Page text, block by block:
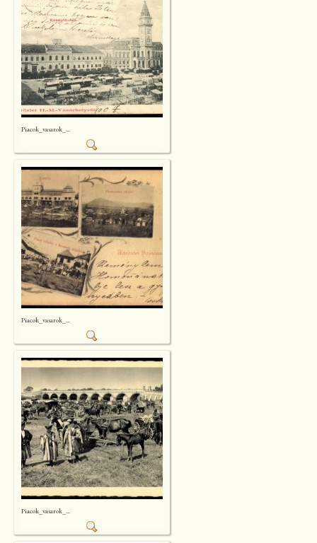
Piacok_vasarok_...
Piacok_vasarok_...
Piacok_vasarok_...